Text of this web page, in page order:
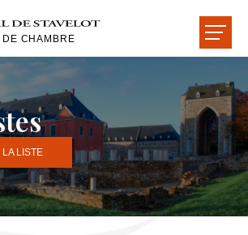
DE CHAMBRE
LE FESTIVAL
LES CONCERTS
LES ARTISTES
LA LISTE